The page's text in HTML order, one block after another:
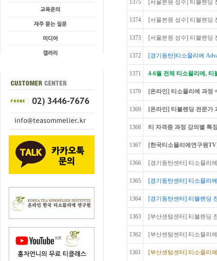
1375 [서울본원 성수] 티블렌딩
1374 [서울본원 성수] 티블렌딩
1373 [서울본원 성수] 티블렌딩
1372 [경기동탄]티소믈리에
1371 4-6월 전체 티소믈리에,
1370 [온라인] 티소믈리에 과정
1369 [온라인] 티블렌딩 전문가
1368 티 자격증 과정 강의별 특
1367 [한국티소믈리에연구원
1366 [경기동탄센터] 티소믈리
1365 [경기동탄센터] 티소믈리
1364 [경기동탄센터] 티블렌딩
1363 [부산센텀센터] 티블렌딩
1362 [부산센텀센터] 티소믈리
1361 [부산센텀센터] 티소믈리